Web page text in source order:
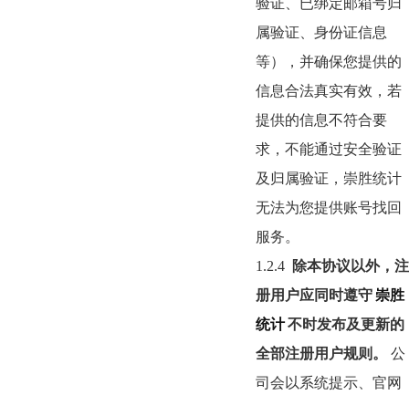
验证、已绑定邮箱号归
属验证、身份证信息
等），并确保您提供的
信息合法真实有效，若
提供的信息不符合要
求，不能通过安全验证
及归属验证，崇胜统计
无法为您提供账号找回
服务。
1.2.4 除本协议以外，注
册用户应同时遵守 崇胜
统计不时发布及更新的
全部注册用户规则。
公
司会以系统提示、官网